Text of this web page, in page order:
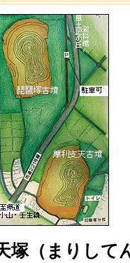
塚（まりして